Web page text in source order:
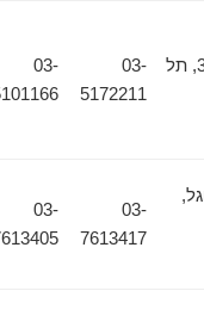
3, תל
03-
5172211
03-
5101166
03-
7613417
03-
7613405